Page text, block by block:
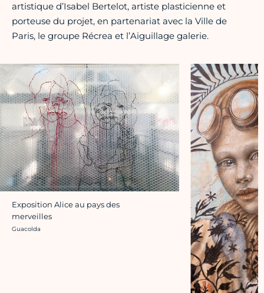
artistique d’Isabel Bertelot, artiste plasticienne et
porteuse du projet, en partenariat avec la Ville de
Paris, le groupe Récrea et l’Aiguillage galerie.
Exposition Alice au pays des
merveilles
Crédit photo :
Guacolda